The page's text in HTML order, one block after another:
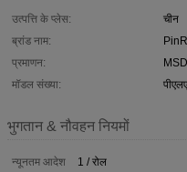
उत्पत्ति के प्लेस:
चीन
ब्रांड नाम:
प्रमाणन:
मॉडल संख्या:
पीएलए
भुगतान & नौवहन नियमों
न्यूनतम आदेश
1 / रोल